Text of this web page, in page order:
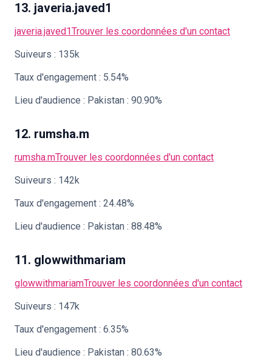
13. javeria.javed1
javeria.javed1Trouver les coordonnées d'un contact
Suiveurs : 135k
Taux d'engagement : 5.54%
Lieu d'audience : Pakistan : 90.90%
12. rumsha.m
rumsha.mTrouver les coordonnées d'un contact
Suiveurs : 142k
Taux d'engagement : 24.48%
Lieu d'audience : Pakistan : 88.48%
11. glowwithmariam
glowwithmariamTrouver les coordonnées d'un contact
Suiveurs : 147k
Taux d'engagement : 6.35%
Lieu d'audience : Pakistan : 80.63%